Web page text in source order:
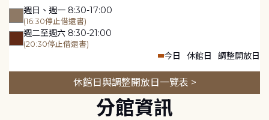
週日、週一 8:30-17:00
(16:30停止借還書)
週二至週六 8:30-21:00
(20:30停止借還書)
今日 休館日 調整開放日
休館日與調整開放日一覽表 >
分館資訊